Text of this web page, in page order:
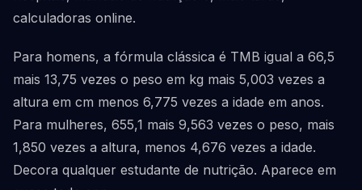
calculadoras online.
Para homens, a fórmula clássica é TMB igual a 66,5
mais 13,75 vezes o peso em kg mais 5,003 vezes a
altura em cm menos 6,775 vezes a idade em anos.
Para mulheres, 655,1 mais 9,563 vezes o peso, mais
1,850 vezes a altura, menos 4,676 vezes a idade.
Decora qualquer estudante de nutrição. Aparece em